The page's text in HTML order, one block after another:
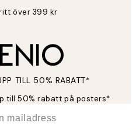
över 399 kr
TILL 50% RABATT*
till 50% rabatt på posters*